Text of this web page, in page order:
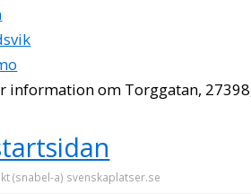
information om Torggatan,
(snabel-a) svenskaplatser.se